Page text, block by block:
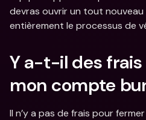
devras ouvrir un tout
entièrement le processus de
Y a-t-il des
mon compte
Il n’y a pas de frais pour